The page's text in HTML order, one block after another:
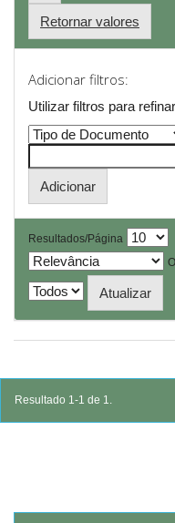
Retornar valores
Adicionar filtros:
Utilizar filtros para
Resultados/Página
Resultado 1-1 de 1.